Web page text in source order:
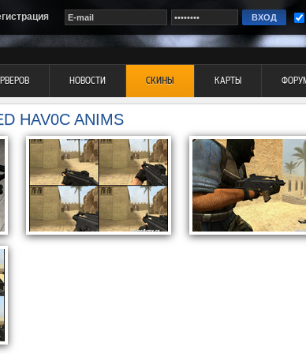
НОВОСТИ СКИНЫ КАРТЫ
HAV0C ANIMS